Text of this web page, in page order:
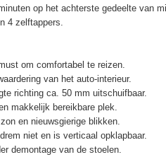
op het achterste gedeelte van
4 zelftappers.
om comfortabel te reizen.
van het auto-interieur.
richting ca. 50 mm uitschuifbaar.
makkelijk bereikbare plek.
en nieuwsgierige blikken.
niet en is verticaal opklapbaar.
demontage van de stoelen.